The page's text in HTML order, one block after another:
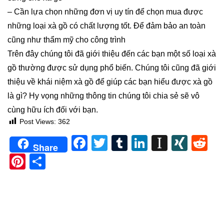
– Cần lựa chọn những đơn vị uy tín để chọn mua được
những loại xà gồ có chất lượng tốt. Để đảm bảo an toàn
cũng như thẩm mỹ cho công trình
Trên đây chúng tôi đã giới thiệu đến các bạn một số loại xà
gồ thường được sử dụng phổ biến. Chúng tôi cũng đã giới
thiệu về khái niệm xà gồ để giúp các bạn hiểu được xà gồ
là gì? Hy vọng những thông tin chúng tôi chia sẻ sẽ vô
cùng hữu ích đối với bạn.
Post Views: 362
Share Facebook
TwitterTumblrLinkedIn
Pinterest